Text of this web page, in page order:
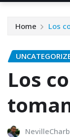
Home Los
Los